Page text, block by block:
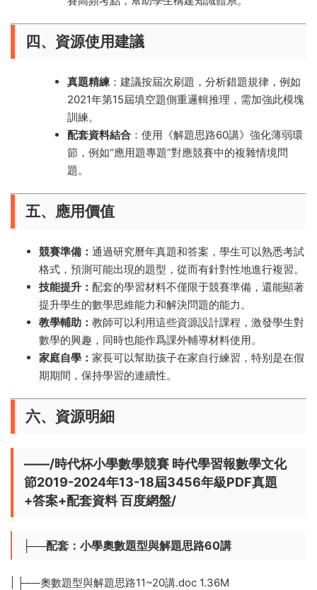
四、資源使用建議
真題精練 ：建議按屆次刷題，分析錯題規律，例如
2021年第15屆填空題側重邏輯推理，需加強此模塊
訓練。
配套資料結合 ：使用《解題思路60講》強化薄弱環
節，例如“應用題專題”對應競賽中的複雜情境問
題。
五、應用價值
競賽準備： 通過研究曆年真題和答案，學生可以熟悉考試
格式，預測可能出現的題型，從而有針對性地進行複習。
技能提升： 配套的學習材料不僅限于競賽準備，還能顯著
提升學生的數學思維能力和解決問題的能力。
教學輔助： 教師可以利用這些資源設計課程，激發學生對
數學的興趣，同時也能作爲課外輔導材料使用。
家庭自學： 家長可以幫助孩子在家自行練習，特别是在假
期期間，保持學習的連續性。
六、資源明細
——/時代杯小學數學競賽 時代學習報數學文化
節2019-2024年13-18屆3456年級PDF真題
+答案+配套資料 百度網盤/
├──配套：小學奧數題型與解題思路60講
| ├──奧數題型與解題思路11~20講.doc 1.36M